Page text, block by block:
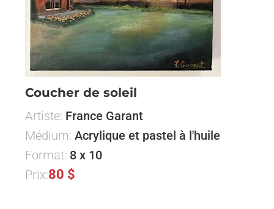
Coucher de soleil
Artiste: France Garant
Médium: Acrylique et pastel à l'huile
Format: 8 x 10
Prix:80 $